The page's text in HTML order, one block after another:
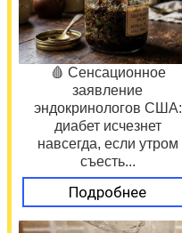
🩸 Сенсационное
заявление
эндокринологов США:
диабет исчезнет
навсегда, если утром
съесть...
Подробнее